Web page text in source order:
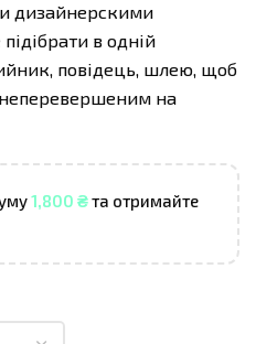
дизайнерскими
в одній
повідець, шлею, щоб
на
1,800 ₴та отримайте